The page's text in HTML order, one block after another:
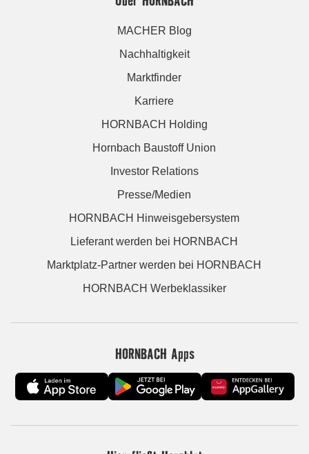
MACHER Blog
Nachhaltigkeit
Marktfinder
Karriere
HORNBACH Holding
Hornbach Baustoff Union
Investor Relations
Presse/Medien
HORNBACH Hinweisgebersystem
Lieferant werden bei HORNBACH
Marktplatz-Partner werden bei HORNBACH
HORNBACH Werbeklassiker
HORNBACH Apps